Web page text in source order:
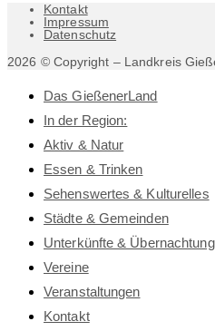
Kontakt
Impressum
Datenschutz
2026 © Copyright – Landkreis
Das GießenerLand
In der Region:
Aktiv & Natur
Essen & Trinken
Sehenswertes & Kulturelles
Städte & Gemeinden
Unterkünfte &
Vereine
Veranstaltungen
Kontakt